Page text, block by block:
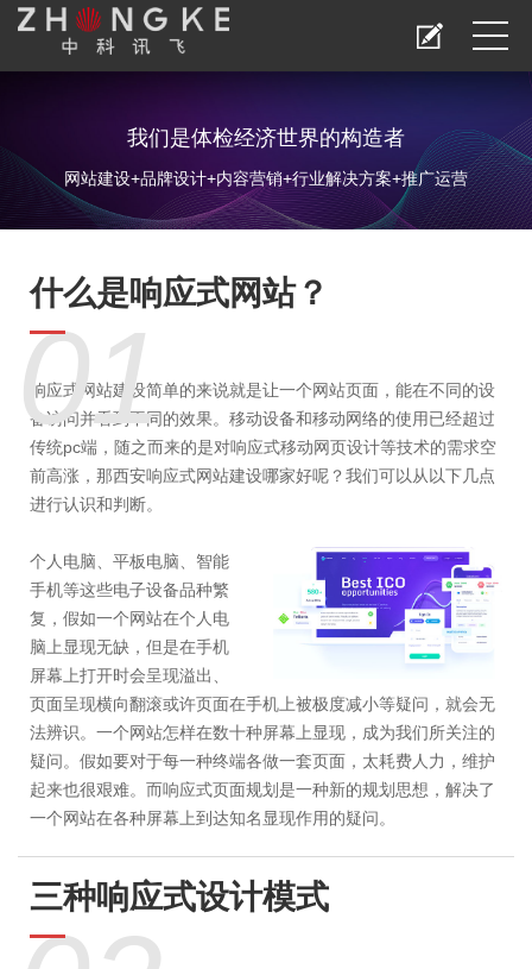
我们是体检经济世界的构造者
网站建设+品牌设计+内容营销+行业解决方案+推广运营
01
什么是响应式网站？
响应式网站建设简单的来说就是让一个网站页面，能在不同的设
备访问并看到不同的效果。移动设备和移动网络的使用已经超过
传统pc端，随之而来的是对响应式移动网页设计等技术的需求空
前高涨，那西安响应式网站建设哪家好呢？我们可以从以下几点
进行认识和判断。
个人电脑、平板电脑、智能
手机等这些电子设备品种繁
复，假如一个网站在个人电
脑上显现无缺，但是在手机
屏幕上打开时会呈现溢出、
页面呈现横向翻滚或许页面在手机上被极度减小等疑问，就会无
法辨识。一个网站怎样在数十种屏幕上显现，成为我们所关注的
疑问。假如要对于每一种终端各做一套页面，太耗费人力，维护
起来也很艰难。而响应式页面规划是一种新的规划思想，解决了
一个网站在各种屏幕上到达知名显现作用的疑问。
三种响应式设计模式